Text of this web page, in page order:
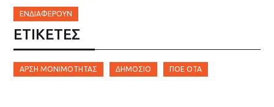
ΕΝΔΙΑΦΈΡΟΥΝ
ΕΤΙΚΈΤΕΣ
ΆΡΣΗ ΜΟΝΙΜΌΤΗΤΑΣ ΔΗΜΌΣΙΟ ΠΟΕ ΟΤΑ